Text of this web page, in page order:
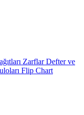
ZarflarDefter ve
Flip Chart